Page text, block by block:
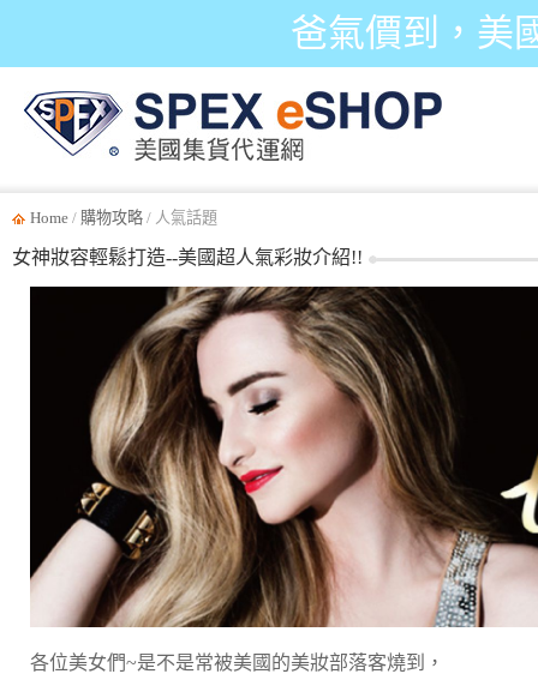
爸氣價到，美
Home / 購物攻略 / 人氣話題
女神妝容輕鬆打造--美國超人氣彩妝介紹!!
各位美女們~是不是常被美國的美妝部落客燒到，